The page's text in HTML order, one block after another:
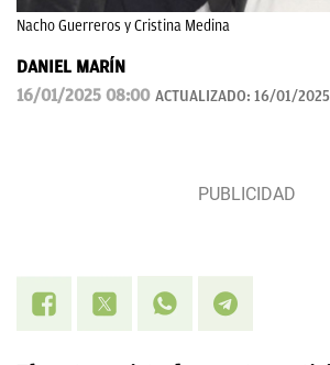
Nacho Guerreros y Cristina Medina
DANIEL MARÍN
16/01/2025 08:00 ACTUALIZADO: 16/01/